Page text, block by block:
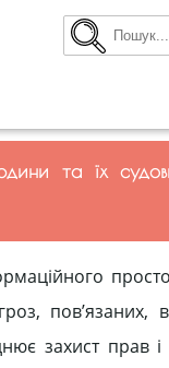
та їх
захист